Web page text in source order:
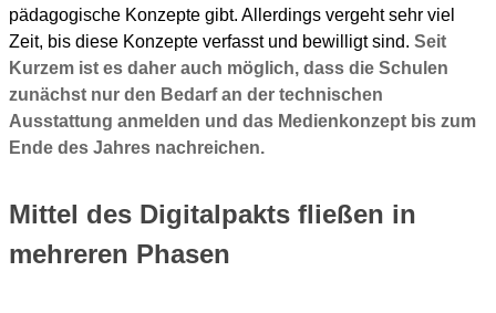
pädagogische Konzepte gibt. Allerdings vergeht sehr viel
Zeit, bis diese Konzepte verfasst und bewilligt sind. Seit
Kurzem ist es daher auch möglich, dass die Schulen
zunächst nur den Bedarf an der technischen
Ausstattung anmelden und das Medienkonzept bis zum
Ende des Jahres nachreichen.
Mittel des Digitalpakts fließen in
mehreren Phasen